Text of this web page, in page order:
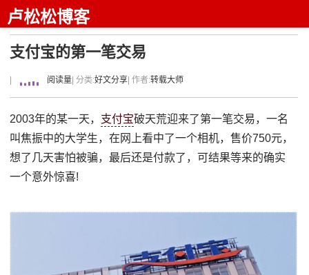
卢松松博客
支付宝的第一笔交易
阅读量 | 分类:好文分享 | 作者:转载大师
2003年的某一天， 支付宝破天荒迎来了第一笔交易，一名
叫焦振中的大学生，在网上看中了一个相机，售价750元，
想了几天害怕被骗，最后还是付款了，可结果等来的确实
一个意外惊喜!